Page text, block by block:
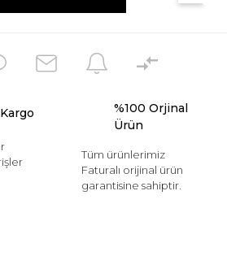
Kargo
%100 Orjinal
Ürün
Tüm ürünlerimiz
Faturalı orijinal ürün
garantisine sahiptir.